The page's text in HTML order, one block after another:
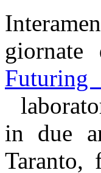
in due
Taranto,